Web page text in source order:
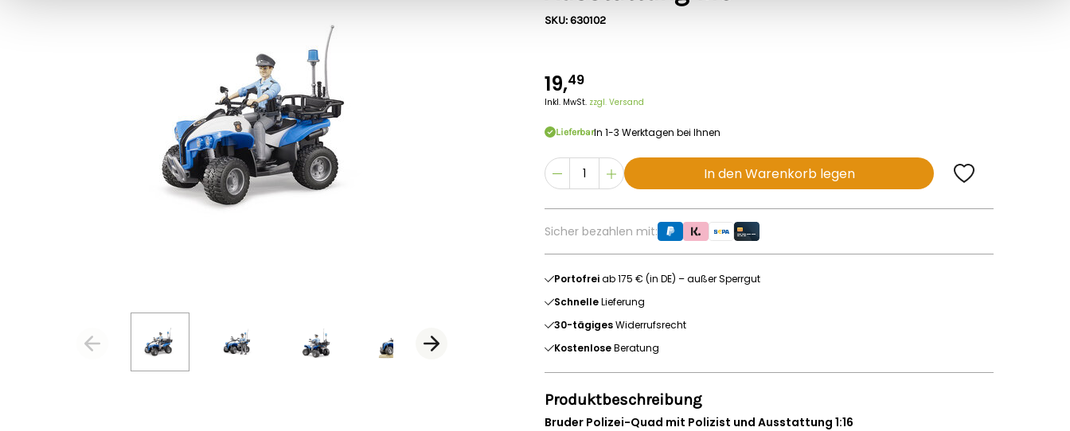
SKU: 630102
19,49
Inkl. MwSt. zzgl. Versand
LieferbarIn 1-3 Werktagen bei Ihnen
In den Warenkorb legen
Sicher bezahlen mit:
Portofreiab 175 € (in DE) – außer Sperrgut
SchnelleLieferung
30-tägigesWiderrufsrecht
KostenloseBeratung
Produktbeschreibung
Bruder Polizei-Quad mit Polizist und Ausstattung 1:16